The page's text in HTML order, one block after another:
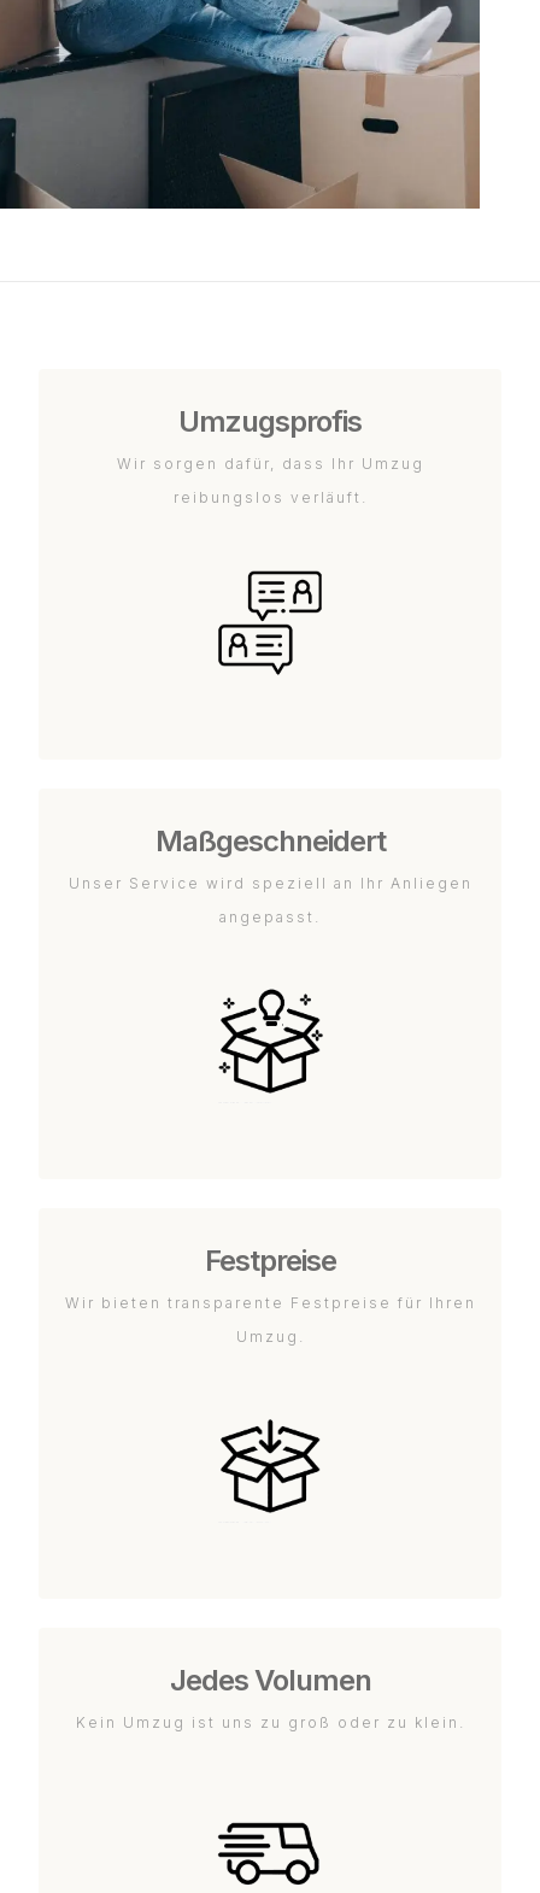
Umzugsprofis
Wir sorgen dafür, dass Ihr Umzug
reibungslos verläuft.
Maßgeschneidert
Unser Service wird speziell an Ihr Anliegen
angepasst.
Festpreise
Wir bieten transparente Festpreise für Ihren
Umzug.
Jedes Volumen
Kein Umzug ist uns zu groß oder zu klein.